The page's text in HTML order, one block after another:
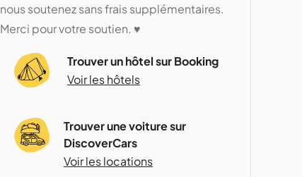
nous soutenez sans frais supplémentaires.
Merci pour votre soutien. ♥️
Trouver un hôtel sur Booking
Voir les hôtels
Trouver une voiture sur
DiscoverCars
Voir les locations